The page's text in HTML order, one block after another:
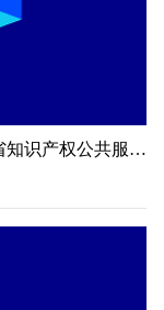
海南省知识产权局关于公布2026年海南省知识产权公共服务信息检索分析技能大赛获奖名单的通知